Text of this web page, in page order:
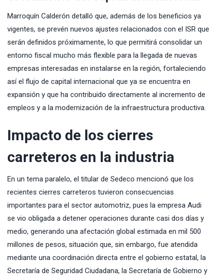
Marroquín Calderón detalló que, además de los beneficios ya
vigentes, se prevén nuevos ajustes relacionados con el ISR que
serán definidos próximamente, lo que permitirá consolidar un
entorno fiscal mucho más flexible para la llegada de nuevas
empresas interesadas en instalarse en la región, fortaleciendo
así el flujo de capital internacional que ya se encuentra en
expansión y que ha contribuido directamente al incremento de
empleos y a la modernización de la infraestructura productiva.
Impacto de los cierres
carreteros en la industria
En un tema paralelo, el titular de Sedeco mencionó que los
recientes cierres carreteros tuvieron consecuencias
importantes para el sector automotriz, pues la empresa Audi
se vio obligada a detener operaciones durante casi dos días y
medio, generando una afectación global estimada en mil 500
millones de pesos, situación que, sin embargo, fue atendida
mediante una coordinación directa entre el gobierno estatal, la
Secretaría de Seguridad Ciudadana, la Secretaría de Gobierno y